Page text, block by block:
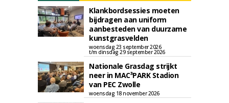
Klankbordsessies moeten
bijdragen aan uniform
aanbesteden van duurzame
kunstgrasvelden
woensdag 23 september 2026
t/m dinsdag 29 september 2026
Nationale Grasdag strijkt
neer in MAC³PARK Stadion
van PEC Zwolle
woensdag 18 november 2026